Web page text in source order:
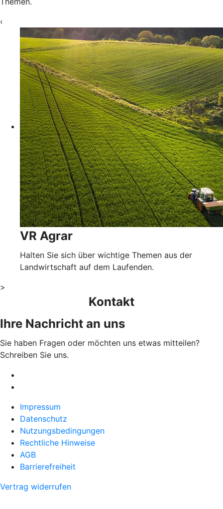
‹
VR Agrar
Halten Sie sich über wichtige Themen aus der
Landwirtschaft auf dem Laufenden.
>
Kontakt
Ihre Nachricht an uns
Sie haben Fragen oder möchten uns etwas mitteilen?
Schreiben Sie uns.
Impressum
Datenschutz
Nutzungsbedingungen
Rechtliche Hinweise
AGB
Barrierefreiheit
Vertrag widerrufen